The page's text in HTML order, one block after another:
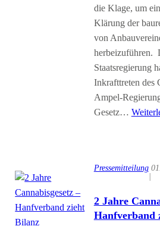
die Klage, um
Klärung der
von
herbeizuführen.
Staatsregierung
Inkrafttreten des
Ampel-
Gesetz…
Pressemitteilung
|
2 Jahre
Hanfverband